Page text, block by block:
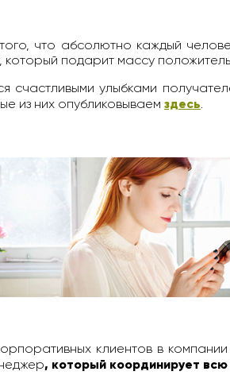
что абсолютно каждый
который подарит массу
счастливыми улыбками
из них опубликовываем здесь.
клиентов в
, который координирует всю